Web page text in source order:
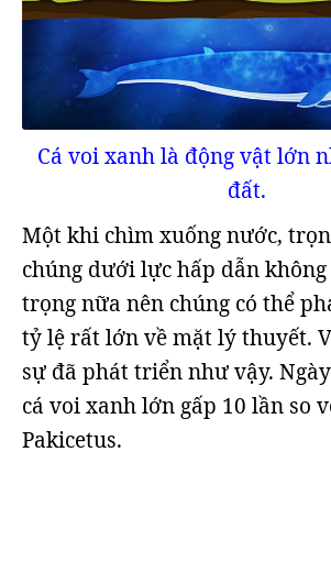
Cá voi xanh là động vật lớn
đất.
Một khi chìm xuống nước,
chúng dưới lực hấp dẫn
trọng nữa nên chúng có thể
tỷ lệ rất lớn về mặt lý thuyết.
sự đã phát triển như vậy.
cá voi xanh lớn gấp 10 lần so
Pakicetus.